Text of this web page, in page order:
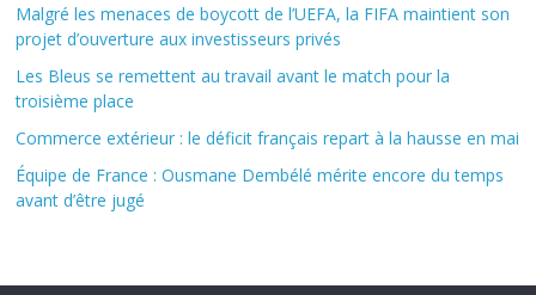
Malgré les menaces de boycott de l’UEFA, la FIFA maintient son
projet d’ouverture aux investisseurs privés
Les Bleus se remettent au travail avant le match pour la
troisième place
Commerce extérieur : le déficit français repart à la hausse en mai
Équipe de France : Ousmane Dembélé mérite encore du temps
avant d’être jugé